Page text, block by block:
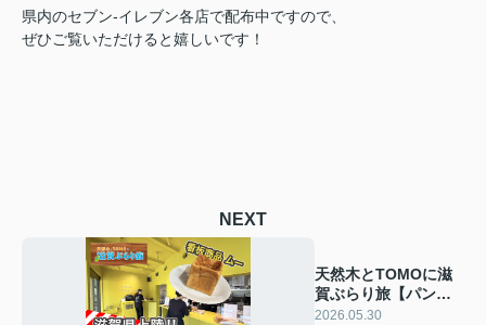
県内のセブン-イレブン各店で配布中ですので、
ぜひご覧いただけると嬉しいです！
NEXT
天然木とTOMOに滋
賀ぶらり旅【パンと
エスプレッソと びわ
2026.05.30